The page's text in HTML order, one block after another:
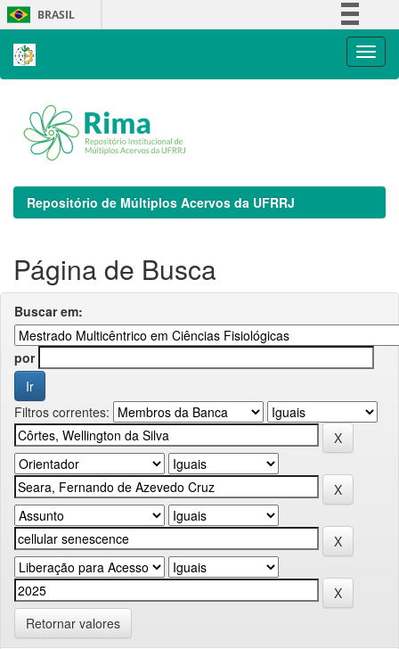
Skip
navigation
BRASIL
Repositório de Múltiplos Acervos da UFRRJ
Página de Busca
Buscar em:
por
Filtros correntes:
Retornar valores